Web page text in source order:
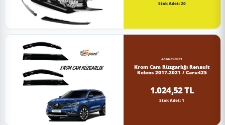
Stok Adet: 20
A144252021
Krom Cam Rüzgarlığı Renault
Keleos 2017-2021 / Caru425
1.024,52 TL
Stok Adet: 1